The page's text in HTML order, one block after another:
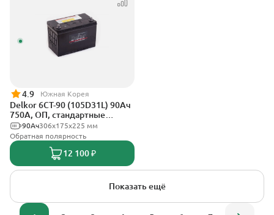
4.9 Южная Корея
Delkor 6CT-90 (105D31L) 90Ач
750А, ОП, стандартные
клеммы306х175х225 мм
90Ач
Обратная полярность
12 100 ₽
Показать ещё